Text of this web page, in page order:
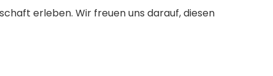
erleben. Wir freuen uns darauf, diesen